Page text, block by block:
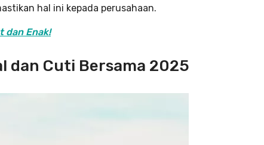
hal ini kepada perusahaan.
dan Enak!
dan Cuti Bersama 2025